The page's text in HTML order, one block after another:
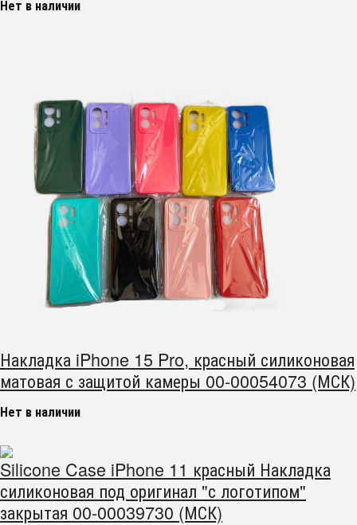
Нет в наличии
Накладка iPhone 15 Pro, красный силиконовая
матовая с защитой камеры 00-00054073 (МСК)
Нет в наличии
Silicone Case iPhone 11 красный Накладка
силиконовая под оригинал "с логотипом"
закрытая 00-00039730 (МСК)